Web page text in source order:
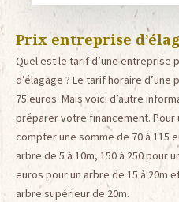
Prix entreprise
Quel est le tarif d’une entreprise
d’élagage ? Le tarif horaire
75 euros. Mais voici d’autre
préparer votre financement. Pour
compter une somme de 70 à 115
arbre de 5 à 10m, 150 à 250 pour
euros pour un arbre de 15 à 20m
arbre supérieur de 20m.